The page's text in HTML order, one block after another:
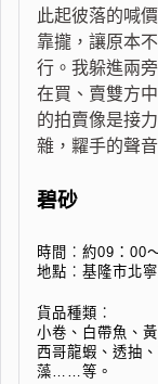
此起彼落的喊
靠攏，讓原本
行。我躲進兩
在買、賣雙方
的拍賣像是接
雜，糶手的聲
碧砂
時間︰約09：00
地點︰基隆市北
貨品種類︰
小卷、白帶魚、
西哥龍蝦、透抽
藻……等。